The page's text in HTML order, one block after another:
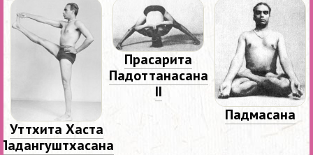
Уттхита Хаста
Прасарита
Падоттанасана
II
Падмасана